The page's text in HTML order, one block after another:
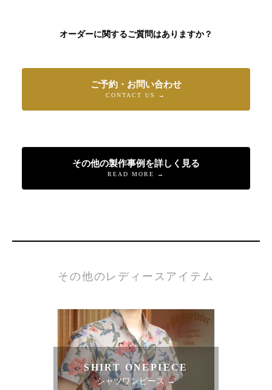
オーダーに関するご質問はありますか？
ご予約・お問い合わせ
CONTACT US →
その他の製作事例を詳しく見る
READ MORE →
その他のレディースアイテム
SHIRT ONEPIECE
シャツワンピース →